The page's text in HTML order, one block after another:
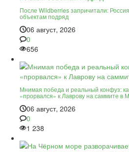
После Wildberries запричитали:
объектам подряд
06 август, 2026
0
656
Мнимая победа и реальный конфуз:
«прорвался» к Лаврову на саммите в
06 август, 2026
0
1 238